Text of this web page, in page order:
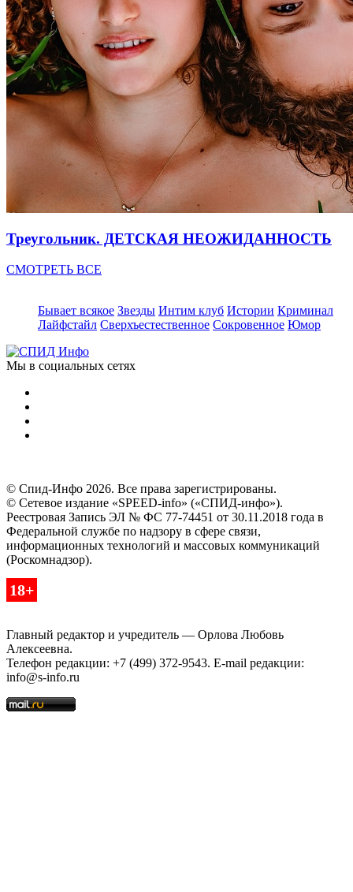
Треугольник. ДЕТСКАЯ НЕОЖИДАННОСТЬ
СМОТРЕТЬ ВСЕ
Бывает всякое Звезды Интим клуб Истории Криминал
Лайфстайл Сверхъестественное Сокровенное Юмор
Мы в социальных сетях
© Спид-Инфо 2026. Все права зарегистрированы.
© Сетевое издание «SPEED-info» («СПИД-инфо»).
Реестровая Запись ЭЛ № ФС 77-74451 от 30.11.2018 года в
Федеральной службе по надзору в сфере связи,
информационных технологий и массовых коммуникаций
(Роскомнадзор).
18+
Главный редактор и учредитель — Орлова Любовь
Алексеевна.
Телефон редакции: +7 (499) 372-9543. E-mail редакции:
info@s-info.ru